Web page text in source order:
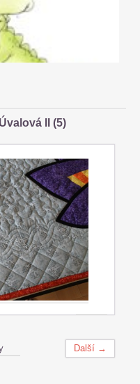
II (5)
Další →